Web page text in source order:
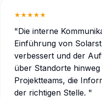
★★★★★
"Die interne
Einführung von
verbessert und der
über Standorte
Projektteams, die
der richtigen Stelle. "